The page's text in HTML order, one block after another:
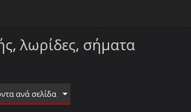
λωρίδες, σήματα
ανά σελίδα